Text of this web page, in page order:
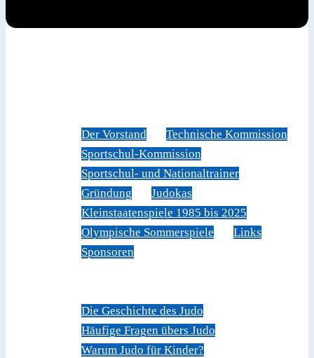
Der Vorstand
Technische Kommission
Sportschul-Kommission
Sportschul- und Nationaltrainer
Gründung
Judokas
Kleinstaatenspiele 1985 bis 2025
Olympische Sommerspiele
Links
Sponsoren
Die Geschichte des Judo
Häufige Fragen übers Judo
Warum Judo für Kinder?